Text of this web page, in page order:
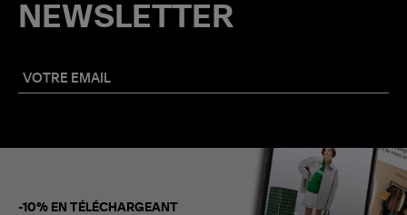
NEWSLETTER
-10% EN TÉLÉCHARGEANT